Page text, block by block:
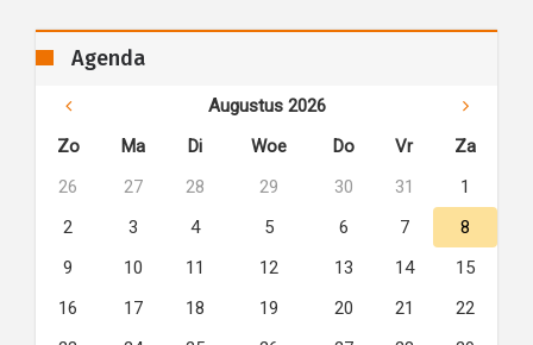
Agenda
Augustus 2026
Zo
Ma Di Woe Do Vr
Za
26
27 28 29 30 31
1
2
3 4 5 6 7
8
9
10 11 12 13 14
15
16
17 18 19 20 21
22